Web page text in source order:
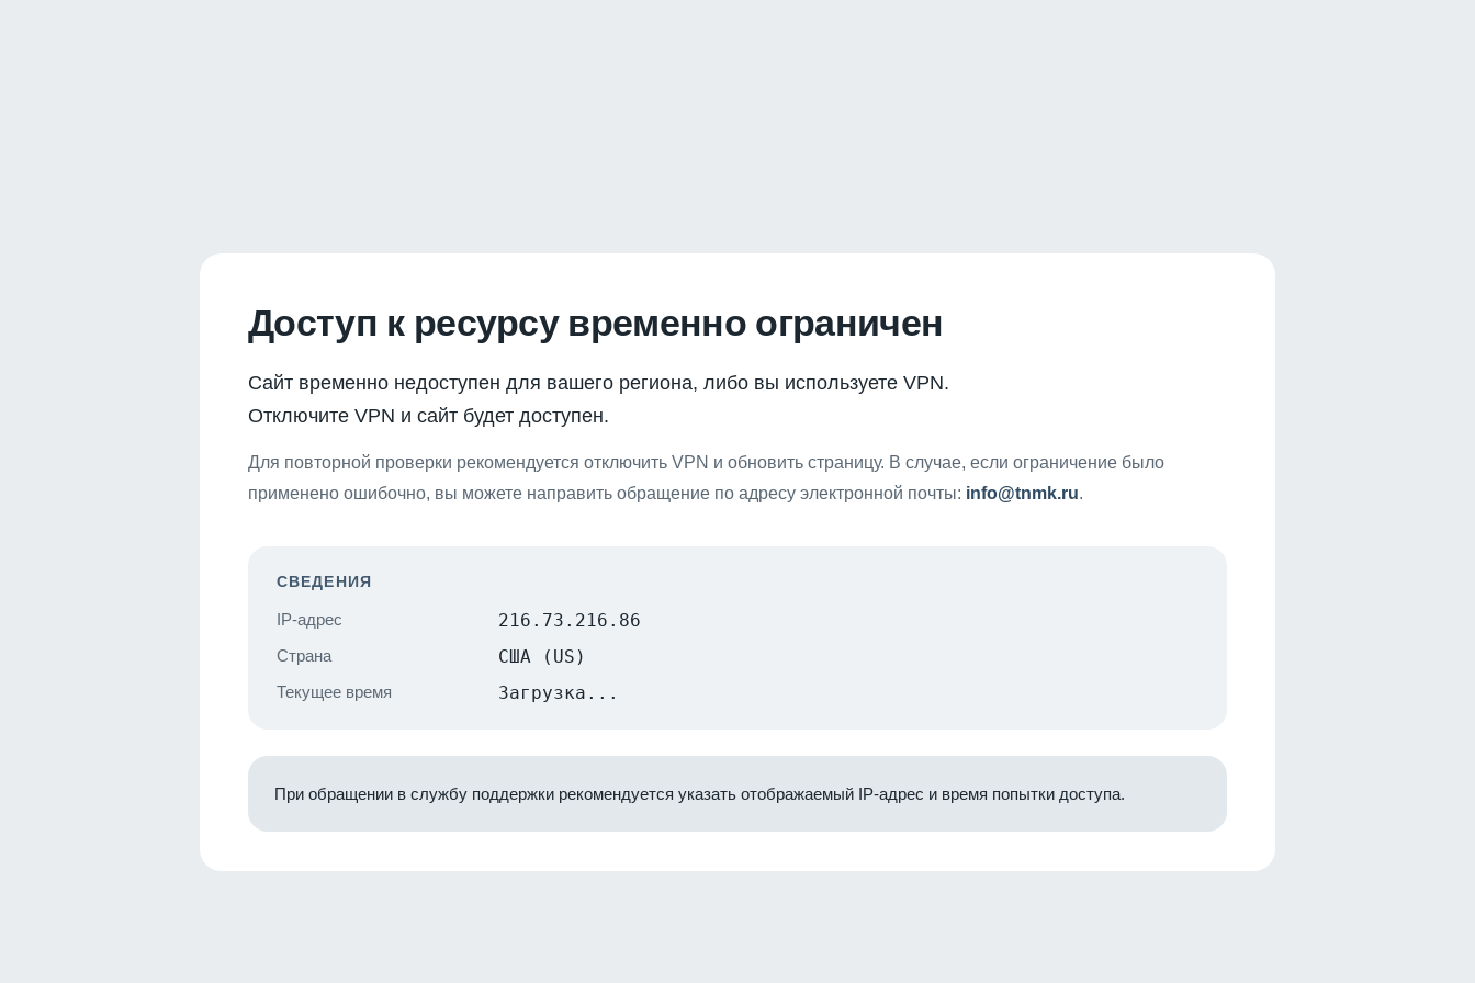
Доступ к ресурсу временно ограничен
Сайт временно недоступен для вашего региона, либо вы используете VPN.
Отключите VPN и сайт будет доступен.
Для повторной проверки рекомендуется отключить VPN и обновить страницу. В случае, если ограничение было
применено ошибочно, вы можете направить обращение по адресу электронной почты: info@tnmk.ru.
СВЕДЕНИЯ
IP-адрес 216.73.216.86
Страна США (US)
Текущее время Загрузка...
При обращении в службу поддержки рекомендуется указать отображаемый IP-адрес и время попытки доступа.